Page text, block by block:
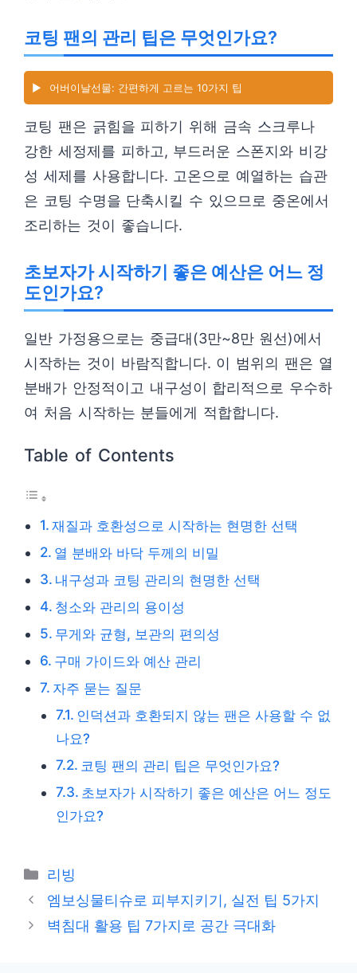
코팅 팬의 관리 팁은 무엇인가요?
▶️ 어버이날선물: 간편하게 고르는 10가지 팁
코팅 팬은 긁힘을 피하기 위해 금속 스크루나
강한 세정제를 피하고, 부드러운 스폰지와 비강
성 세제를 사용합니다. 고온으로 예열하는 습관
은 코팅 수명을 단축시킬 수 있으므로 중온에서
조리하는 것이 좋습니다.
초보자가 시작하기 좋은 예산은 어느 정
도인가요?
일반 가정용으로는 중급대(3만~8만 원선)에서
시작하는 것이 바람직합니다. 이 범위의 팬은 열
분배가 안정적이고 내구성이 합리적으로 우수하
여 처음 시작하는 분들에게 적합합니다.
Table of Contents
재질과 호환성으로 시작하는 현명한 선택
열 분배와 바닥 두께의 비밀
내구성과 코팅 관리의 현명한 선택
청소와 관리의 용이성
무게와 균형, 보관의 편의성
구매 가이드와 예산 관리
자주 묻는 질문
인덕션과 호환되지 않는 팬은 사용할 수 없
나요?
코팅 팬의 관리 팁은 무엇인가요?
초보자가 시작하기 좋은 예산은 어느 정도
인가요?
카
테
리
리빙
엠보싱물티슈로 피부지키기, 실전 팁 5가지
벽침대 활용 팁 7가지로 공간 극대화